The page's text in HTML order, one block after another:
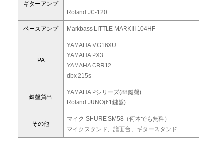
ギターアンプ
Roland JC-120
ベースアンプ Markbass LITTLE MARKIII 104HF
PA
YAMAHA MG16XU
YAMAHA PX3
YAMAHA CBR12
dbx 215s
鍵盤貸出
YAMAHA Pシリーズ(88鍵盤)
Roland JUNO(61鍵盤)
その他
マイク SHURE SM58（何本でも無料）
マイクスタンド、譜面台、ギタースタンド